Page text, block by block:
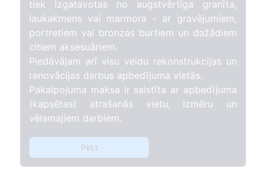
tiek izgatavotas no augstvērtīga granīta,
laukakmens vai marmora - ar gravējumiem,
portretiem vai bronzas burtiem un dažādiem
citiem aksesuāriem.
Piedāvājam arī visu veidu rekonstrukcijas un
renovācijas darbus apbedījuma vietās.
Pakalpojuma maksa ir saistīta ar apbedījuma
(kapsētas) atrašanās vietu, izmēru un
vēlamajiem darbiem.
Pirkt